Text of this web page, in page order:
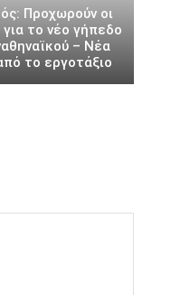
Προχωρούν οι
για το νέο γήπεδο
– Νέα
το εργοτάξιο